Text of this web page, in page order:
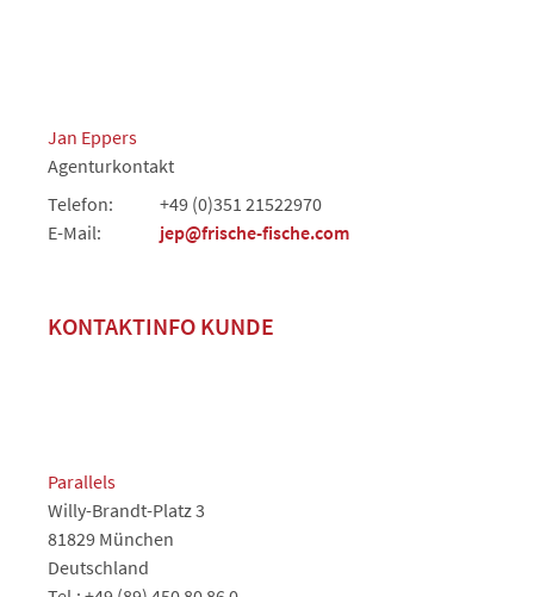
Jan Eppers
Agenturkontakt
Telefon:
+49 (0)351 21522970
E-Mail:
jep@frische-fische.com
KONTAKTINFO KUNDE
Parallels
Willy-Brandt-Platz 3
81829 München
Deutschland